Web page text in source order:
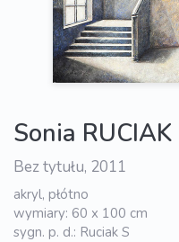
Sonia RUCIAK
Bez tytułu, 2011
akryl, płótno
wymiary: 60 x 100 cm
sygn. p. d.: Ruciak S